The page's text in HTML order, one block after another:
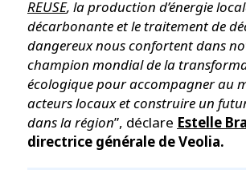
REUSE, la production d’énergie
décarbonante et le traitement de
dangereux nous confortent dans
champion mondial de la
écologique pour accompagner au
acteurs locaux et construire un
dans la région”, déclare Estelle
directrice générale de Veolia.